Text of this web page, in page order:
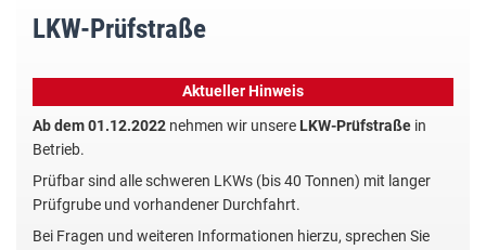
LKW-Prüfstraße
Aktueller Hinweis
Ab dem 01.12.2022 nehmen wir unsere LKW-Prüfstraße in
Betrieb.
Prüfbar sind alle schweren LKWs (bis 40 Tonnen) mit langer
Prüfgrube und vorhandener Durchfahrt.
Bei Fragen und weiteren Informationen hierzu, sprechen Sie